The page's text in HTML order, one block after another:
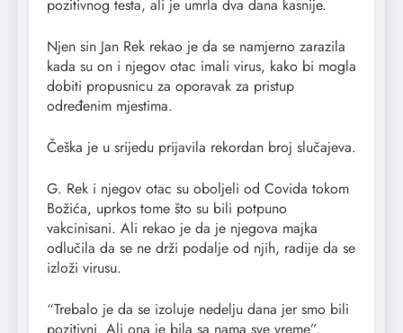
pozitivnog testa, ali je umrla dva dana kasnije.
Njen sin Jan Rek rekao je da se namjerno zarazila
kada su on i njegov otac imali virus, kako bi mogla
dobiti propusnicu za oporavak za pristup
određenim mjestima.
Češka je u srijedu prijavila rekordan broj slučajeva.
G. Rek i njegov otac su oboljeli od Covida tokom
Božića, uprkos tome što su bili potpuno
vakcinisani. Ali rekao je da je njegova majka
odlučila da se ne drži podalje od njih, radije da se
izloži virusu.
“Trebalo je da se izoluje nedelju dana jer smo bili